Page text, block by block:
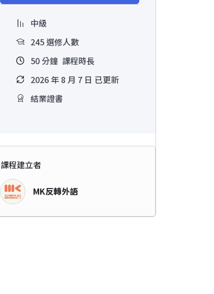
中級
245 選修人數
50分鐘 課程時長
2026 年 8 月 7 日 已更新
結業證書
課程建立者
MK反轉外語